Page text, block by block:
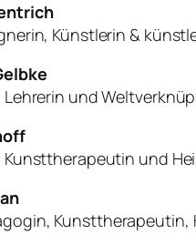
Künstlerin &
Lehrerin und
Kunsttherapeutin und
Kunsttherapeutin,